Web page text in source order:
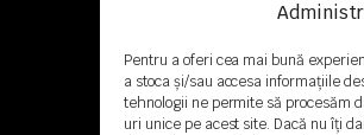
Pentru a oferi cea mai bună
a stoca și/sau accesa informațiile
tehnologii ne permite să procesăm
uri unice pe acest site. Dacă nu îți